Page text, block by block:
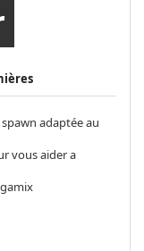
adaptée au
vous aider a